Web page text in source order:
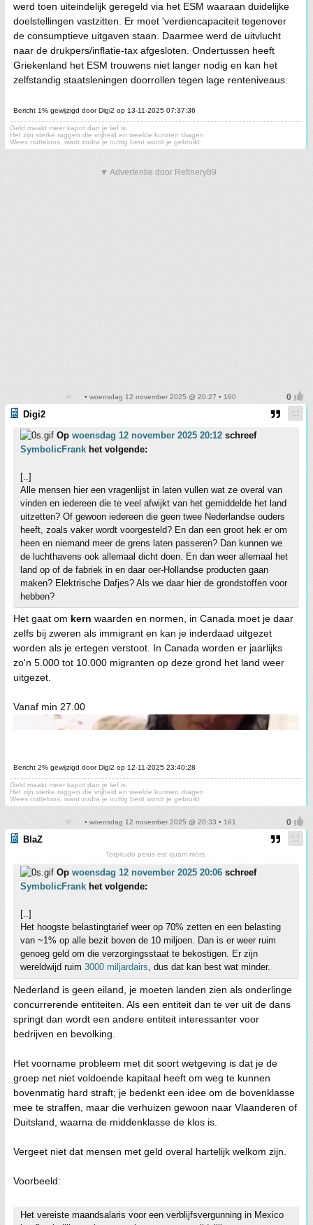
werd toen uiteindelijk geregeld via het ESM waaraan duidelijke
doelstellingen vastzitten. Er moet 'verdiencapaciteit tegenover
de consumptieve uitgaven staan. Daarmee werd de uitvlucht
naar de drukpers/inflatie-tax afgesloten. Ondertussen heeft
Griekenland het ESM trouwens niet langer nodig en kan het
zelfstandig staatsleningen doorrollen tegen lage renteniveaus.
Bericht 1% gewijzigd door Digi2 op 13-11-2025 07:37:36
Geld maakt meer kapot dan je lief is.
Het zijn sterke ruggen die vrijheid en weelde kunnen dragen
Wees nutteloos, want zodra je nuttig bent wordt je gebruikt
▼ Advertentie door Refinery89
• woensdag 12 november 2025 @ 20:27 • 160
Digi2
Op woensdag 12 november 2025 20:12 schreef
SymbolicFrank het volgende:
[..]
Alle mensen hier een vragenlijst in laten vullen wat ze overal van
vinden en iedereen die te veel afwijkt van het gemiddelde het land
uitzetten? Of gewoon iedereen die geen twee Nederlandse ouders
heeft, zoals vaker wordt voorgesteld? En dan een groot hek er om
heen en niemand meer de grens laten passeren? Dan kunnen we
de luchthavens ook allemaal dicht doen. En dan weer allemaal het
land op of de fabriek in en daar oer-Hollandse producten gaan
maken? Elektrische Dafjes? Als we daar hier de grondstoffen voor
hebben?
Het gaat om kern waarden en normen, in Canada moet je daar
zelfs bij zweren als immigrant en kan je inderdaad uitgezet
worden als je ertegen verstoot. In Canada worden er jaarlijks
zo'n 5.000 tot 10.000 migranten op deze grond het land weer
uitgezet.
Vanaf min 27.00
Bericht 2% gewijzigd door Digi2 op 12-11-2025 23:40:28
Geld maakt meer kapot dan je lief is.
Het zijn sterke ruggen die vrijheid en weelde kunnen dragen
Wees nutteloos, want zodra je nuttig bent wordt je gebruikt
• woensdag 12 november 2025 @ 20:33 • 161
BlaZ
Torpitudo peius est quam mors.
Op woensdag 12 november 2025 20:06 schreef
SymbolicFrank het volgende:
[..]
Het hoogste belastingtarief weer op 70% zetten en een belasting
van ~1% op alle bezit boven de 10 miljoen. Dan is er weer ruim
genoeg geld om die verzorgingsstaat te bekostigen. Er zijn
wereldwijd ruim 3000 miljardairs, dus dat kan best wat minder.
Nederland is geen eiland, je moeten landen zien als onderlinge
concurrerende entiteiten. Als een entiteit dan te ver uit de dans
springt dan wordt een andere entiteit interessanter voor
bedrijven en bevolking.
Het voorname probleem met dit soort wetgeving is dat je de
groep net niet voldoende kapitaal heeft om weg te kunnen
bovenmatig hard straft; je bedenkt een idee om de bovenklasse
mee te straffen, maar die verhuizen gewoon naar Vlaanderen of
Duitsland, waarna de middenklasse de klos is.
Vergeet niet dat mensen met geld overal hartelijk welkom zijn.
Voorbeeld:
Het vereiste maandsalaris voor een verblijfsvergunning in Mexico